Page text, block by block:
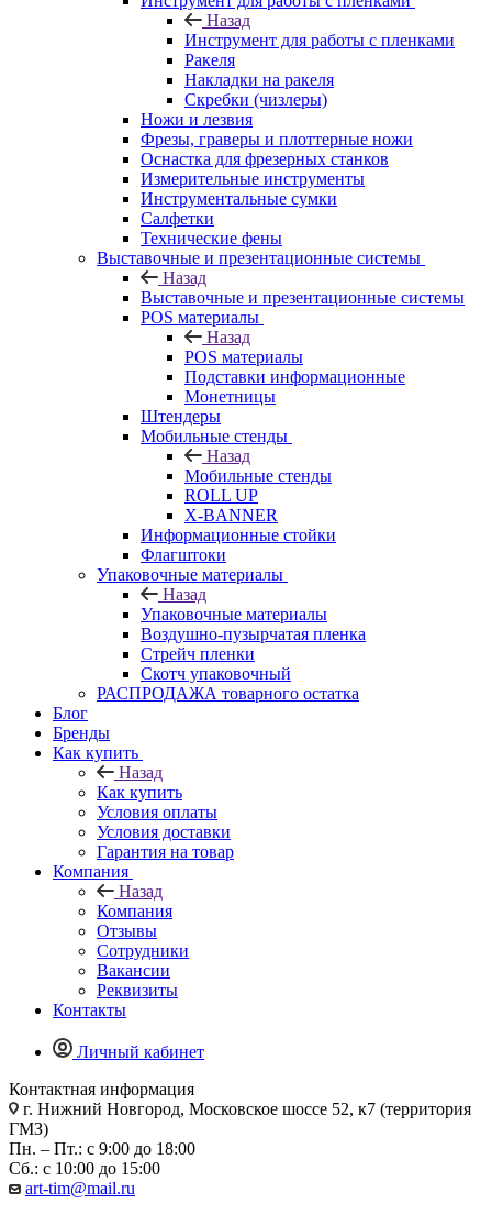
Назад
Инструмент для работы с пленками
Ракеля
Накладки на ракеля
Скребки (чизлеры)
Ножи и лезвия
Фрезы, граверы и плоттерные ножи
Оснастка для фрезерных станков
Измерительные инструменты
Инструментальные сумки
Салфетки
Технические фены
Выставочные и презентационные системы
Назад
Выставочные и презентационные системы
POS материалы
Назад
POS материалы
Подставки информационные
Монетницы
Штендеры
Мобильные стенды
Назад
Мобильные стенды
ROLL UP
X-BANNER
Информационные стойки
Флагштоки
Упаковочные материалы
Назад
Упаковочные материалы
Воздушно-пузырчатая пленка
Стрейч пленки
Скотч упаковочный
РАСПРОДАЖА товарного остатка
Блог
Бренды
Как купить
Назад
Как купить
Условия оплаты
Условия доставки
Гарантия на товар
Компания
Назад
Компания
Отзывы
Сотрудники
Вакансии
Реквизиты
Контакты
Личный кабинет
Контактная информация
г. Нижний Новгород, Московское шоссе 52, к7 (территория
ГМЗ)
Пн. – Пт.: с 9:00 до 18:00
Сб.: с 10:00 до 15:00
art-tim@mail.ru